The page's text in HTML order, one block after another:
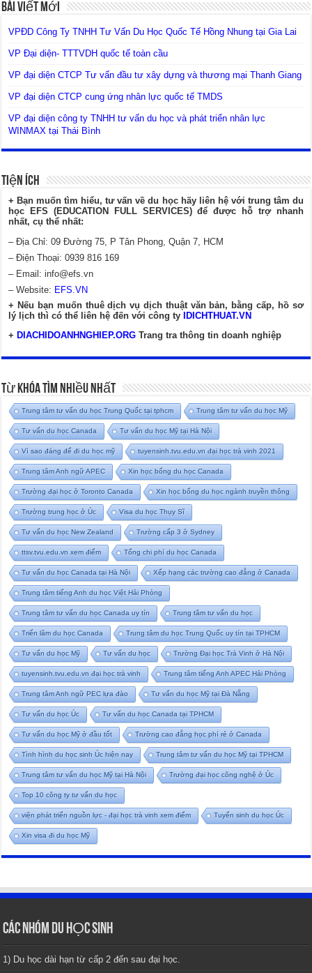
Bài Viết Mới
VPĐD Công Ty TNHH Tư Vấn Du Học Quốc Tế Hồng Nhung tại Gia Lai
VP Đại diện- TTTVDH quốc tế toàn cầu
VP đại diện CTCP Tư vấn đầu tư xây dựng và thương mại Thanh Giang
VP đại diện CTCP cung ứng nhân lực quốc tế TMDS
VP đại diện công ty TNHH tư vấn du học và phát triển nhân lực
WINMAX tại Thái Bình
Tiện Ích
+ Bạn muốn tìm hiểu, tư vấn về du học hãy liên hệ với trung tâm du
học EFS (EDUCATION FULL SERVICES) để được hỗ trợ nhanh
nhất, cụ thể nhất:
– Địa Chỉ: 09 Đường 75, P Tân Phong, Quận 7, HCM
– Điện Thoại: 0939 816 169
– Email:info@efs.vn
– Website: EFS.VN
+ Nếu bạn muốn thuê dịch vụ dịch thuật văn bản, bằng cấp, hồ sơ
lý lịch thì có thể liên hệ đến với công ty
IDICHTHUAT.VN
+ DIACHIDOANHNGHIEP.ORG Trang tra thông tin doanh nghiệp
Từ Khóa Tìm Nhiều Nhất
Trung tâm tư vấn du học Trung Quốc tại tphcm Trung tâm tư vấn du học Mỹ
Tư vấn du học Canada Tư vấn du học Mỹ tại Hà Nội
Vì sao đáng để đi du học mỹ tuyensinh.tvu.edu.vn đại học trà vinh 2021
Trung tâm Anh ngữ APEC Xin học bổng du học Canada
Trường đại học ở Toronto Canada Xin học bổng du học ngành truyền thông
Trường trung học ở Úc Visa du học Thụy Sĩ
Tư vấn du học New Zealand Trường cấp 3 ở Sydney
ttsv.tvu.edu.vn xem điểm Tổng chi phí du học Canada
Tư vấn du học Canada tại Hà Nội Xếp hạng các trường cao đẳng ở Canada
Trung tâm tiếng Anh du học Việt Hải Phòng
Trung tâm tư vấn du học Canada uy tín Trung tâm tư vấn du học
Triển lãm du học Canada Trung tâm du học Trung Quốc uy tín tại TPHCM
Tư vấn du học Mỹ Tư vấn du học Trường Đại học Trà Vinh ở Hà Nội
tuyensinh.tvu.edu.vn đại học trà vinh Trung tâm tiếng Anh APEC Hải Phòng
Trung tâm Anh ngữ PEC lựa đào Tư vấn du học Mỹ tại Đà Nẵng
Tư vấn du học Úc Tư vấn du học Canada tại TPHCM
Tư vấn du học Mỹ ở đầu tốt Trường cao đẳng học phí rẻ ở Canada
Tình hình du học sinh Úc hiện nay Trung tâm tư vấn du học Mỹ tại TPHCM
Trung tâm tư vấn du học Mỹ tại Hà Nội Trường đại học công nghệ ở Úc
Top 10 công ty tư vấn du học
viện phát triển nguồn lực - đại học trà vinh xem điểm Tuyển sinh du học Úc
Xin visa đi du học Mỹ
CÁC NHÓM DU HỌC SINH
1) Du học dài hạn từ cấp 2 đến sau đại học.